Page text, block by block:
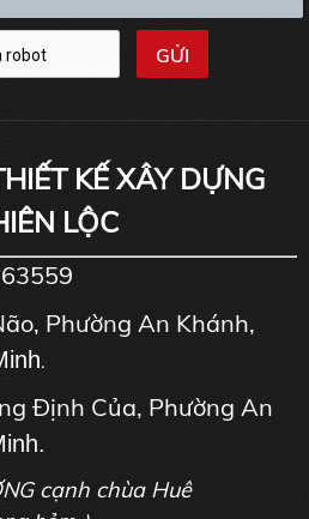
KẾ XÂY DỰNG
LỘC
Phường An Khánh,
.
Định Của, Phường An
cạnh chùa Huê